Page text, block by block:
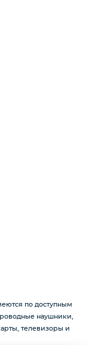
по доступным
наушники,
телевизоры и